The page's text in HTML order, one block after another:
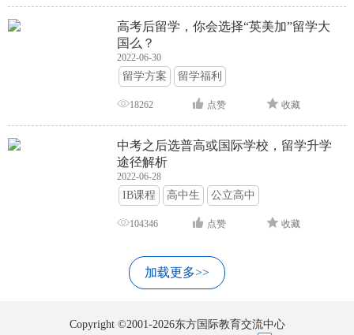
高考后留学，你会选择“英美加”留学大
国么？
2022-06-30
留学方案 留学福利
18262 点赞 收藏
中考之后选普高或国际学校，留学升学
途径解析
2022-06-28
IB课程 高中生 公立高中
104346 点赞 收藏
加载更多>>
Copyright ©2001-2026东方国际教育交流中心